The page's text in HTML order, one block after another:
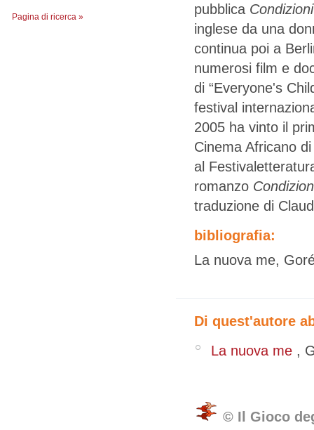
Pagina di ricerca »
pubblica
inglese da una
continua poi a
numerosi film e
di “Everyone's
festival
2005 ha vinto il
Cinema Africano
al
romanzo
traduzione di
bibliografia:
La nuova me,
Di quest'autore
‭ ‬La nuova me ,
© Il Gioco